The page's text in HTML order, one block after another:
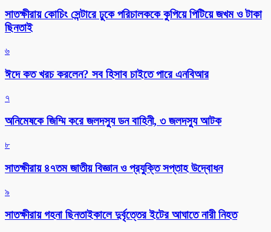
সাতক্ষীরায় কোচিং সেন্টারে ঢুকে পরিচালককে কুপিয়ে পিটিয়ে জখম ও টাকা
ছিনতাই
৬
ঈদে কত খরচ করলেন? সব হিসাব চাইতে পারে এনবিআর
৭
অনিমেষকে জিম্মি করে জলদস্যু ডন বাহিনী, ৩ জলদস্যু আটক
৮
সাতক্ষীরায় ৪৭তম জাতীয় বিজ্ঞান ও প্রযুক্তি সপ্তাহ উদ্বোধন
৯
সাতক্ষীরায় গহনা ছিনতাইকালে দুর্বৃত্তের ইটের আঘাতে নারী নিহত